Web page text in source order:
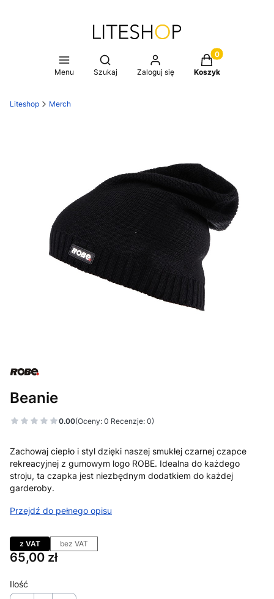
Menu
Otwórz wyszukiwarkę
Szukaj Zaloguj się
Produkty w
Koszyk
Liteshop Merch
Beanie
0.00(Oceny: 0 Recenzje: 0)
Zachowaj ciepło i styl dzięki naszej smukłej czarnej czapce
rekreacyjnej z gumowym logo ROBE. Idealna do każdego
stroju, ta czapka jest niezbędnym dodatkiem do każdej
garderoby.
Przejdź do pełnego opisu
z VAT bez VAT
Cena
65,00 zł
Ilość